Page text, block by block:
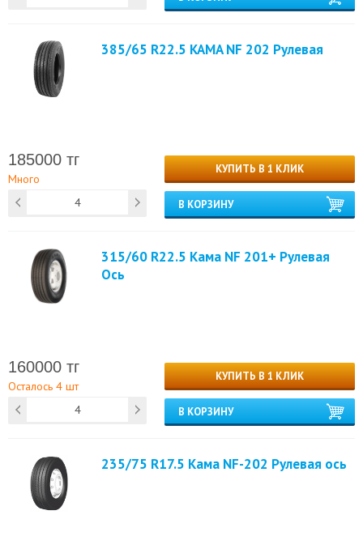
385/65 R22.5 KAMA NF 202 Рулевая
185000 тг
Много
КУПИТЬ В 1 КЛИК
В КОРЗИНУ
315/60 R22.5 Кама NF 201+ Рулевая
Ось
160000 тг
Осталось 4 шт
КУПИТЬ В 1 КЛИК
В КОРЗИНУ
235/75 R17.5 Кама NF-202 Рулевая ось